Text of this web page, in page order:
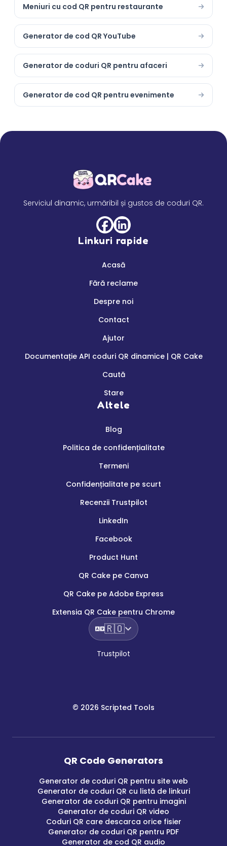
Meniuri cu cod QR pentru restaurante
Generator de cod QR YouTube
Generator de coduri QR pentru afaceri
Generator de cod QR pentru evenimente
Serviciul dinamic, urmăribil și gustos de coduri QR.
Linkuri rapide
Acasă
Fără reclame
Despre noi
Contact
Ajutor
Documentație API coduri QR dinamice | QR Cake
Caută
Stare
Altele
Blog
Politica de confidențialitate
Termeni
Confidențialitate pe scurt
Recenzii Trustpilot
LinkedIn
Facebook
Product Hunt
QR Cake pe Canva
QR Cake pe Adobe Express
Extensia QR Cake pentru Chrome
🇷🇴
Trustpilot
© 2026 Scripted Tools
QR Code Generators
Generator de coduri QR pentru site web
Generator de coduri QR cu listă de linkuri
Generator de coduri QR pentru imagini
Generator de coduri QR video
Coduri QR care descarca orice fisier
Generator de coduri QR pentru PDF
Generator de cod QR audio